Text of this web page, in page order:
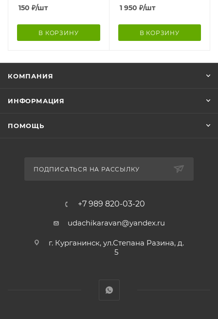
150 ₽/шт
В КОРЗИНУ
1 950 ₽/шт
В КОРЗИНУ
КОМПАНИЯ
ИНФОРМАЦИЯ
ПОМОЩЬ
ПОДПИСАТЬСЯ НА РАССЫЛКУ
+7 989 820-03-20
udachikaravan@yandex.ru
г. Курганинск, ул.Степана Разина, д.
5